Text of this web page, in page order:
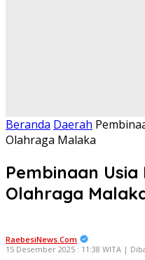
Beranda Daerah
Olahraga Malaka
Pembinaan
Olahraga
RaebesiNews.Com
15 Desember 2025 : 11:38 WITA |